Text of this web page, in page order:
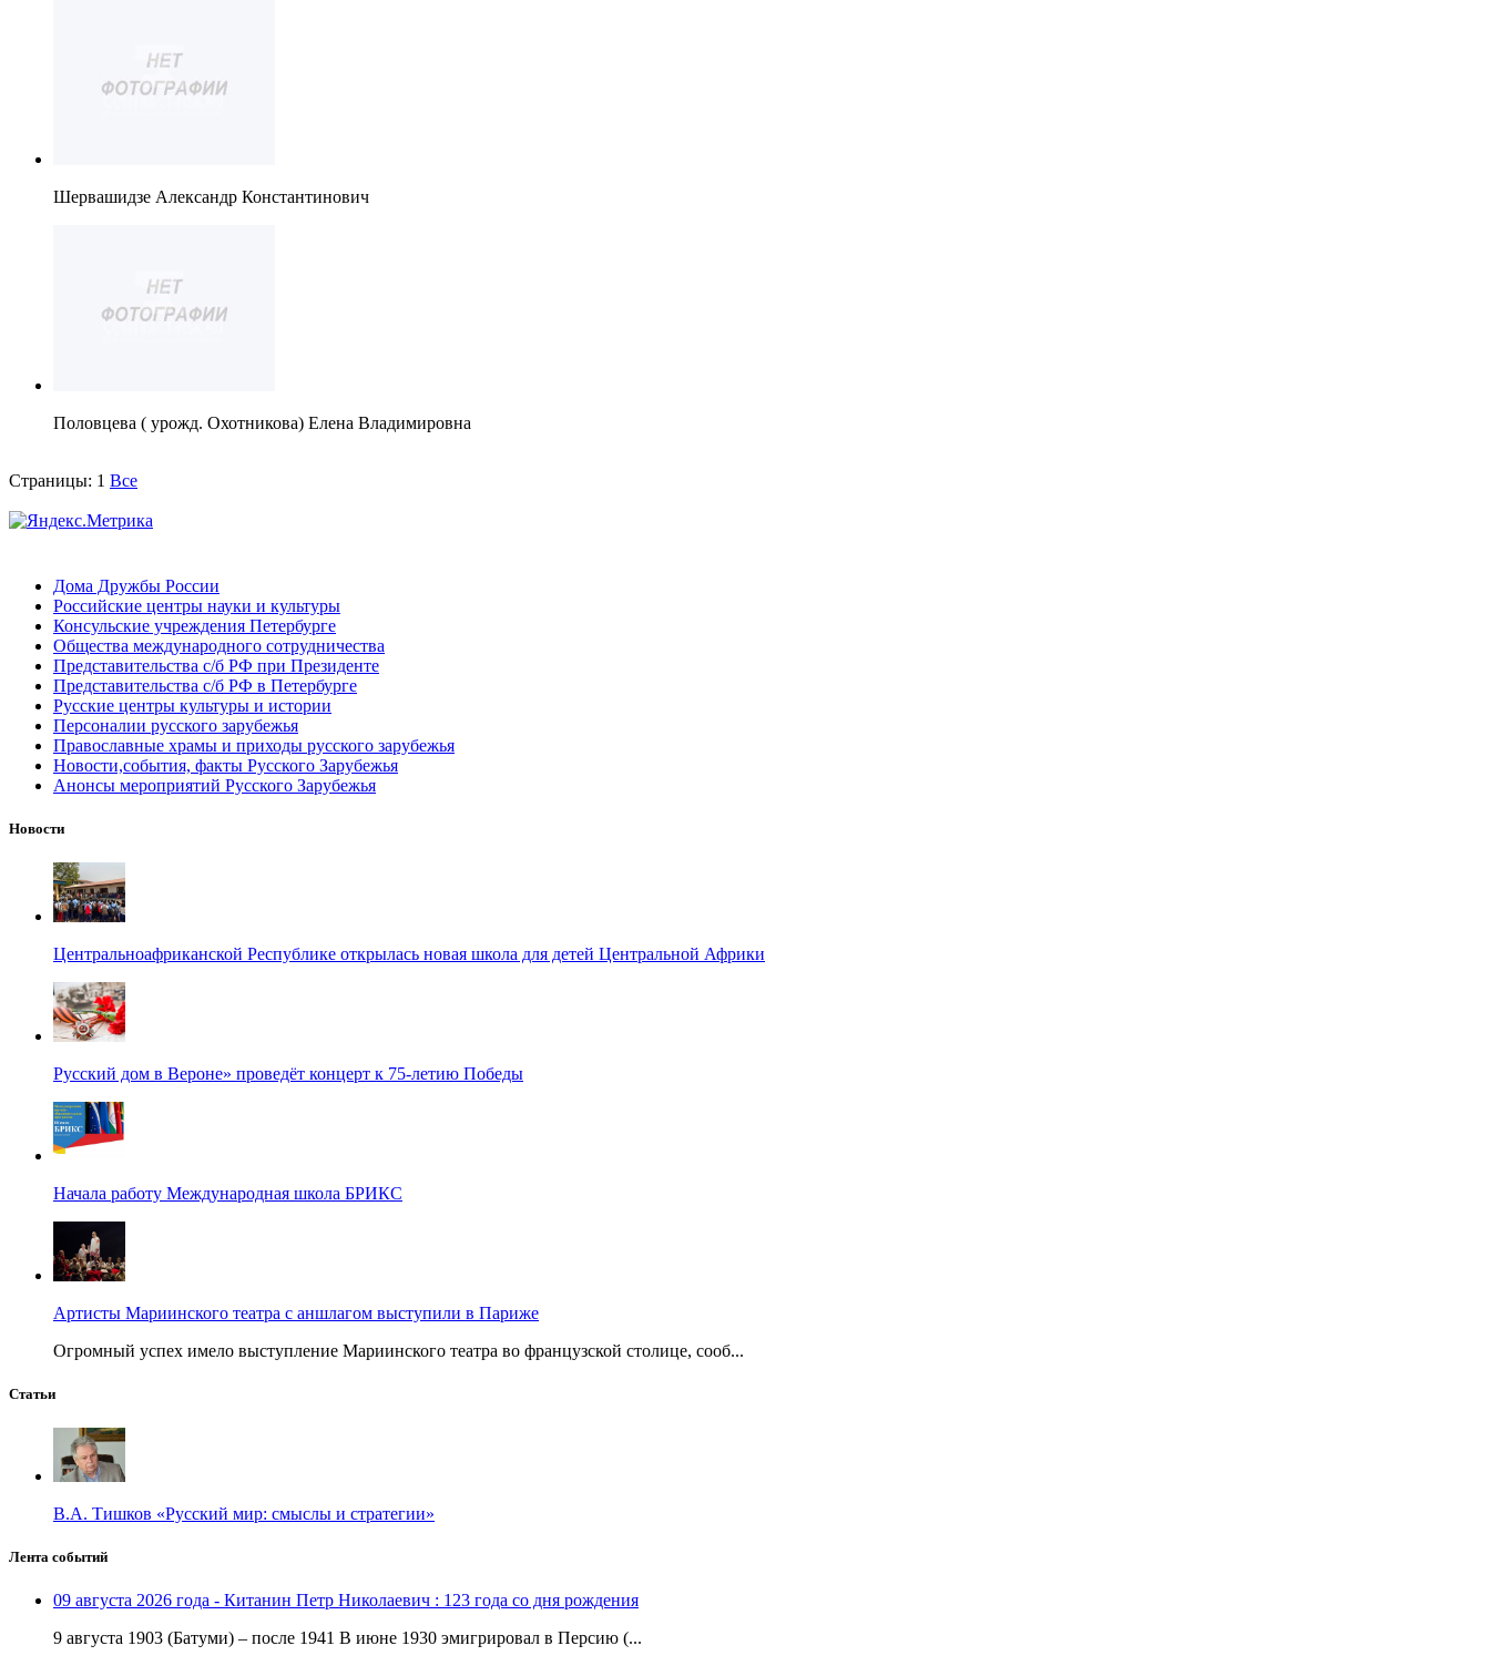
Шервашидзе Александр Константинович
Половцева ( урожд. Охотникова) Елена Владимировна
Страницы: 1 Все
Дома Дружбы России
Российские центры науки и культуры
Консульские учреждения Петербурге
Общества международного сотрудничества
Представительства с/б РФ при Президенте
Представительства с/б РФ в Петербурге
Русские центры культуры и истории
Персоналии русского зарубежья
Православные храмы и приходы русского зарубежья
Новости,события, факты Русского Зарубежья
Анонсы мероприятий Русского Зарубежья
Новости
Центральноафриканской Республике открылась новая школа для детей Центральной Африки
Русский дом в Вероне» проведёт концерт к 75-летию Победы
Начала работу Международная школа БРИКС
Артисты Мариинского театра с аншлагом выступили в Париже
Огромный успех имело выступление Мариинского театра во французской столице, сооб...
Статьи
В.А. Тишков «Русский мир: смыслы и стратегии»
Лента событий
09 августа 2026 года - Китанин Петр Николаевич : 123 года со дня рождения
9 августа 1903 (Батуми) – после 1941 В июне 1930 эмигрировал в Персию (...